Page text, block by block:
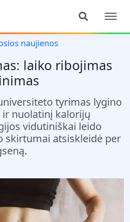
naujienos
laiko ribojimas
tyrimas lygino
nuolatinį kalorijų
vidutiniškai leido
skirtumai atsiskleidė per